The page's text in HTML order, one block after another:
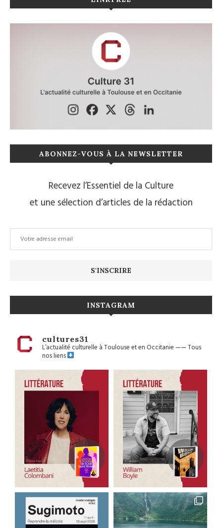
ABONNEZ-VOUS À LA NEWSLETTER
Recevez l’Essentiel de la Culture
et une sélection d’articles de la rédaction
INSTAGRAM
cultures31
L’actualité culturelle à Toulouse et en Occitanie——Tous
nos liens